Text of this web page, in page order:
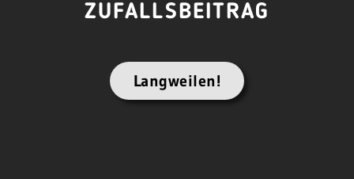
ZUFALLSBEITRAG
Langweilen!